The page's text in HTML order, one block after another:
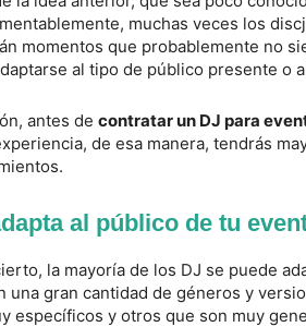
muchas veces los
momentos que probablemente no
al tipo de público presente o
antes de contratar un DJ para
de esa manera, tendrás
al público de tu
la mayoría de los DJ se puede
una gran cantidad de géneros y
específicos y otros que son muy